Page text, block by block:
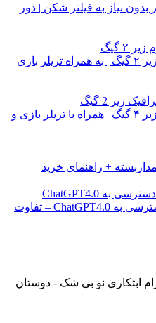
نیاز به فیلتر شکن | دور
۱۰ بازی پیشنهادی برای رم زیر ۲ گیگ | به همراه تریلر بازی
۱۰ بازی پیشنهادی برای رم زیر ۴ گیگ | همراه با تریلر بازی و
GPT-4 معرفی شد، نحوه دسترسی به ChatGPT4.0 – تفاوت
ابتکاری نو بی شک - دوستان